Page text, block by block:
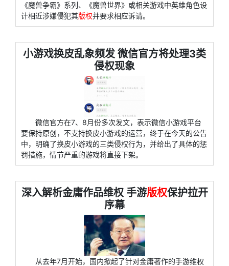
《魔兽争霸》系列、《魔兽世界》或相关游戏中英雄角色设
计相近涉嫌侵犯其版权并要求相应诉请。
小游戏换皮乱象频发 微信官方将处理3类
侵权现象
微信官方在7、8月份多次发文，表示微信小游戏平台
要保持原创，不支持换皮小游戏的运营，终于在今天的公告
中，明确了换皮小游戏的三类侵权行为，并给出了具体的惩
罚措施，情节严重的游戏将直接下架。
深入解析金庸作品维权 手游版权保护拉开
序幕
从去年7月开始，国内掀起了针对金庸著作的手游维权